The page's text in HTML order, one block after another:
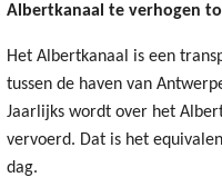
Albertkanaal te verhogen
Het Albertkanaal is een
tussen de haven van
Jaarlijks wordt over het
vervoerd. Dat is het
dag.